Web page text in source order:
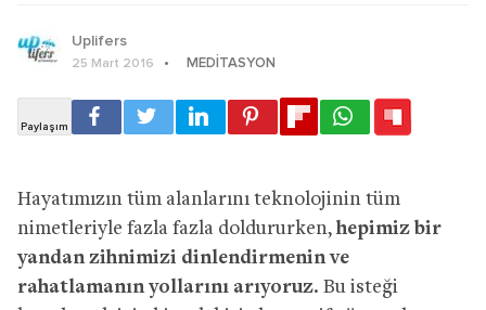
Uplifers
25 Mart 2016 MEDITASYON
Hayatımızın tüm alanlarını teknolojinin tüm
nimetleriyle fazla fazla doldururken, hepimiz bir
yandan zihnimizi dinlendirmenin ve
rahatlamanın yollarını arıyoruz. Bu isteği